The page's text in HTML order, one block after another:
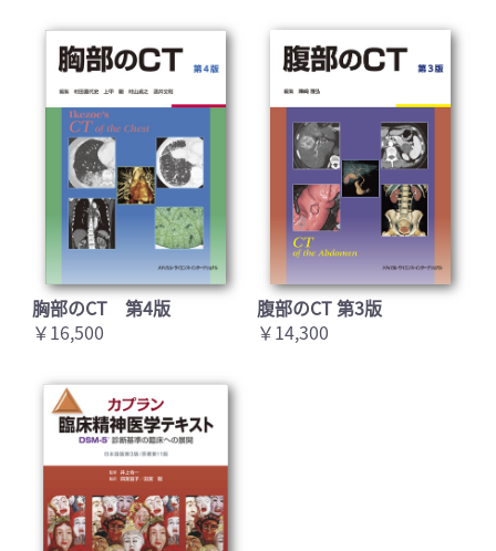
胸部のCT 第4版
￥16,500
腹部のCT 第3版
￥14,300